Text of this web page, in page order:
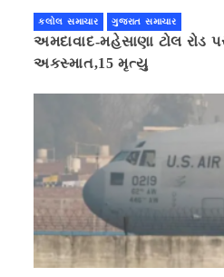
કલોલ સમાચાર ગુજરાત સમાચાર
અમદાવાદ-મહેસાણા ટોલ રોડ
અકસ્માત,15 મૃત્યુ